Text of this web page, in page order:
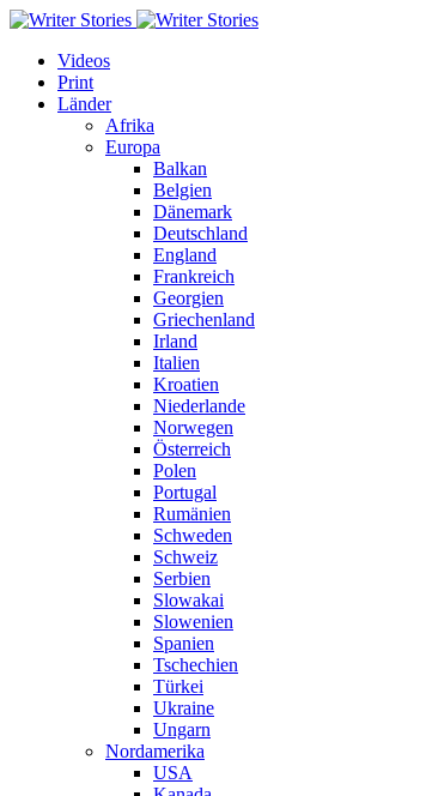
Videos
Print
Länder
Afrika
Europa
Balkan
Belgien
Dänemark
Deutschland
England
Frankreich
Georgien
Griechenland
Irland
Italien
Kroatien
Niederlande
Norwegen
Österreich
Polen
Portugal
Rumänien
Schweden
Schweiz
Serbien
Slowakai
Slowenien
Spanien
Tschechien
Türkei
Ukraine
Ungarn
Nordamerika
USA